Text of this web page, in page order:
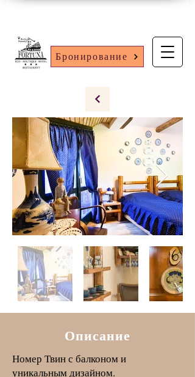
Бронирование
Описание
Номер Твин с балконом и
уникальным дизайном.